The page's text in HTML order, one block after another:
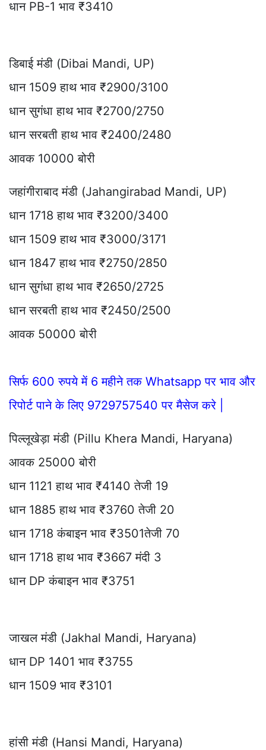
धान PB-1 भाव ₹3410
डिबाई मंडी (Dibai Mandi, UP)
धान 1509 हाथ भाव ₹2900/3100
धान सुगंधा हाथ भाव ₹2700/2750
धान सरबती हाथ भाव ₹2400/2480
आवक 10000 बोरी
जहांगीराबाद मंडी (Jahangirabad Mandi, UP)
धान 1718 हाथ भाव ₹3200/3400
धान 1509 हाथ भाव ₹3000/3171
धान 1847 हाथ भाव ₹2750/2850
धान सुगंधा हाथ भाव ₹2650/2725
धान सरबती हाथ भाव ₹2450/2500
आवक 50000 बोरी
सिर्फ 600 रुपये में 6 महीने तक Whatsapp पर भाव और
रिपोर्ट पाने के लिए 9729757540 पर मैसेज करे |
पिल्लूखेड़ा मंडी (Pillu Khera Mandi, Haryana)
आवक 25000 बोरी
धान 1121 हाथ भाव ₹4140 तेजी 19
धान 1885 हाथ भाव ₹3760 तेजी 20
धान 1718 कंबाइन भाव ₹3501तेजी 70
धान 1718 हाथ भाव ₹3667 मंदी 3
धान DP कंबाइन भाव ₹3751
जाखल मंडी (Jakhal Mandi, Haryana)
धान DP 1401 भाव ₹3755
धान 1509 भाव ₹3101
हांसी मंडी (Hansi Mandi, Haryana)